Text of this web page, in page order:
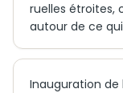
ruelles étroites,
autour de ce
Inauguration de